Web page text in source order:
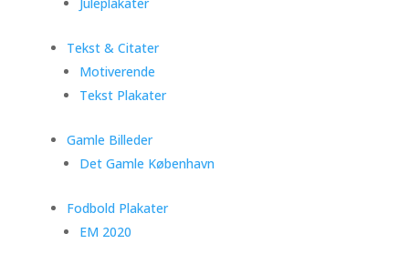
Tekst & Citater
Motiverende
Tekst Plakater
Gamle Billeder
Det Gamle København
Fodbold Plakater
EM 2020